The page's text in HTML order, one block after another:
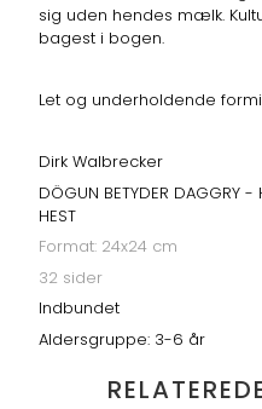
sig uden hendes mælk.
bagest i bogen.
Let og underholdende
Dirk Walbrecker
DÖGUN BETYDER DAGGRY -
HEST
Format: 24x24 cm
32 sider
Indbundet
Aldersgruppe: 3-6 år